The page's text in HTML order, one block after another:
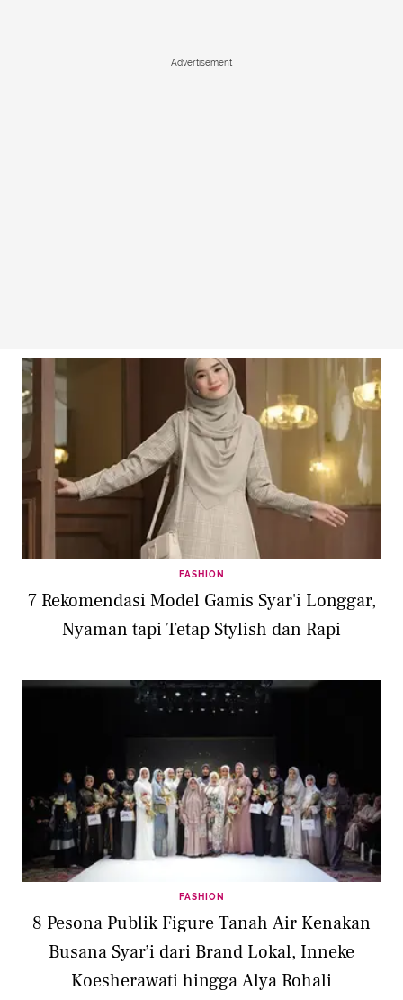
Advertisement
FASHION
7 Rekomendasi Model Gamis Syar'i Longgar,
Nyaman tapi Tetap Stylish dan Rapi
FASHION
8 Pesona Publik Figure Tanah Air Kenakan
Busana Syar’i dari Brand Lokal, Inneke
Koesherawati hingga Alya Rohali